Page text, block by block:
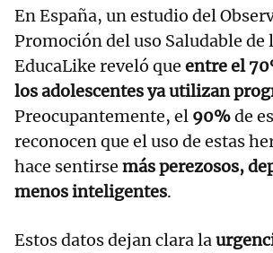
En España, un estudio del
Promoción del uso Saludable de
EducaLike reveló que entre el
los adolescentes ya utilizan
Preocupantemente, el 90%de
reconocen que el uso de estas
hace sentirse más perezosos,
menos inteligentes.
Estos datos dejan clara la